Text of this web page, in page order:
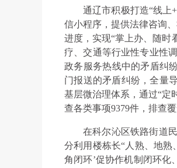
通辽市积极打造“线上
信小程序，提供法律咨询
进度，实现“掌上办、随时
疗、交通等行业性专业性
政务服务热线中的矛盾纠
门报送的矛盾纠纷，全量
基层微治理体系，通过“定
查各类事项9379件，排查覆
在科尔沁区铁路街道
分利用楼栋长“人熟、地熟
角闭环’促协作机制闭环化